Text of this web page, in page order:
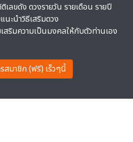
เลขดัง ดวงรายวัน รายเดือน รายปี
นะนำวิธีเสริมดวง
สริมความเป็นมงคลให้กับตัวท่านเอง
สมาชิก (ฟรี) เร็วๆนี้